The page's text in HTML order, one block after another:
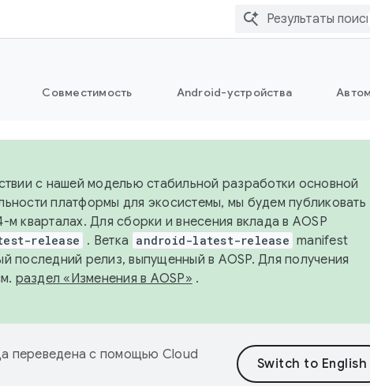
Совместимость Android-устройства
с нашей моделью стабильной разработки основной
платформы для экосистемы, мы будем публиковать
кварталах. Для сборки и внесения вклада в AOSP
release . Ветка android-latest-release manifest
последний релиз, выпущенный в AOSP. Для получения
раздел «Изменения в AOSP» .
переведена с помощью Cloud